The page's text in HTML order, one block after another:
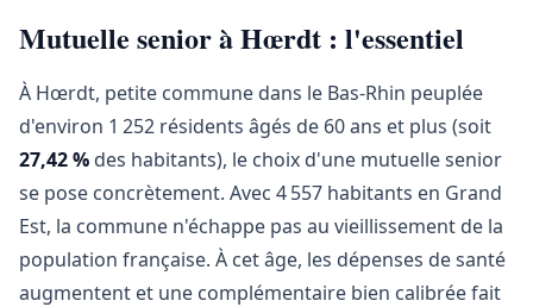
Mutuelle senior à Hœrdt : l'essentiel
À Hœrdt, petite commune dans le Bas-Rhin peuplée
d'environ 1 252 résidents âgés de 60 ans et plus (soit
27,42 % des habitants), le choix d'une mutuelle senior
se pose concrètement. Avec 4 557 habitants en Grand
Est, la commune n'échappe pas au vieillissement de la
population française. À cet âge, les dépenses de santé
augmentent et une complémentaire bien calibrée fait